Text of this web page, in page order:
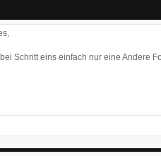
Schritt eins einfach nur eine Andere